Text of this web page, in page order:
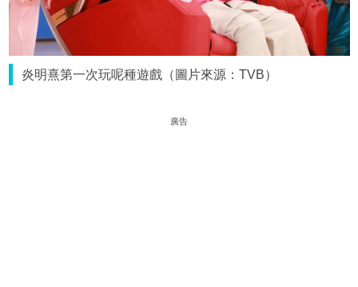
炎明熹第一次玩呢種遊戲（圖片來源：TVB）
廣告